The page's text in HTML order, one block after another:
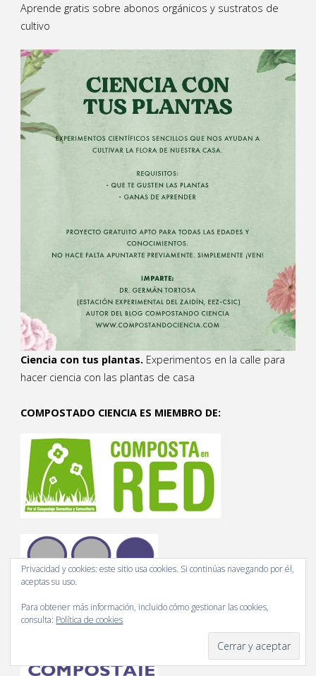
Aprende gratis sobre abonos orgánicos y sustratos de
cultivo
Ciencia con tus plantas. Experimentos en la calle para
hacer ciencia con las plantas de casa
COMPOSTADO CIENCIA ES MIEMBRO DE:
Privacidad y cookies: este sitio usa cookies. Si continúas navegando por él,
aceptas su uso.
Para obtener más información, incluido cómo gestionar las cookies,
consulta: Política de cookies